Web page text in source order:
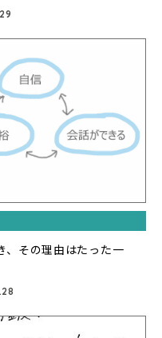
、その理由はたった一